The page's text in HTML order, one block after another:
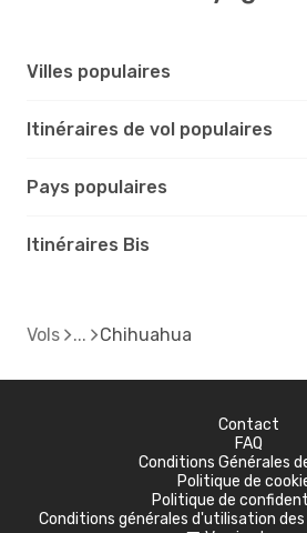
Villes populaires
Itinéraires de vol populaires
Pays populaires
Itinéraires Bis
Vols Chihuahua
Contact
FAQ
Conditions Générales
Politique de
Politique de
Conditions générales d'utilisation